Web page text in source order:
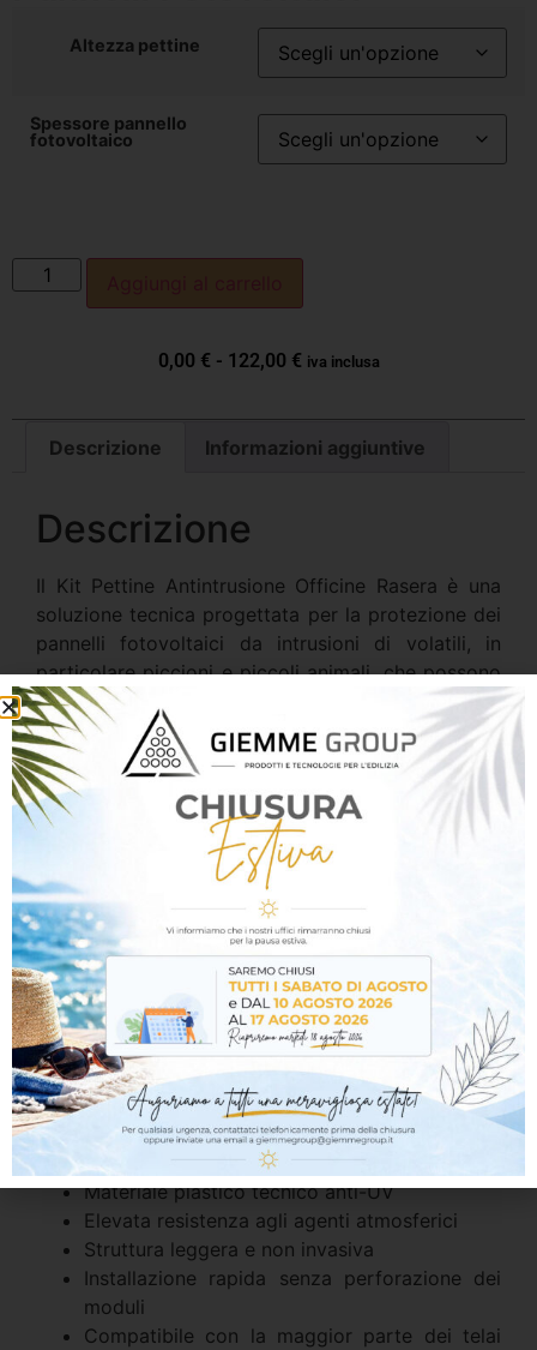
Altezza pettine
Spessore pannello
fotovoltaico
0,00 € - 122,00 € iva inclusa
Descrizione Informazioni aggiuntive
Descrizione
Il Kit Pettine Antintrusione Officine Rasera è una
soluzione tecnica progettata per la protezione dei
pannelli fotovoltaici da intrusioni di volatili, in
particolare piccioni e piccoli animali, che possono
nidificare sotto i moduli e causare danni, riduzione
dell’efficienza e accumulo di sporco.
Il sistema è composto da elementi modulari a
“pettine” realizzati in materiale plastico tecnico ad
alta resistenza ai raggi UV e agli agenti
atmosferici, studiati per essere installati lungo il
perimetro dei moduli fotovoltaici senza
comprometterne la ventilazione e la funzionalità.
La geometria delle punte crea una barriera fisica
efficace che impedisce l’accesso allo spazio
sottostante i pannelli.
Caratteristiche tecniche
Sistema antintrusione per impianti
fotovoltaici
Elementi modulari tipo “pettine”
Materiale plastico tecnico anti-UV
Elevata resistenza agli agenti atmosferici
Struttura leggera e non invasiva
Installazione rapida senza perforazione dei
moduli
Compatibile con la maggior parte dei telai